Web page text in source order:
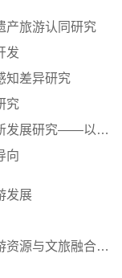
产旅游认同研究
发
知差异研究
究
研究——以土家族...
向
发展
与文旅融合发展